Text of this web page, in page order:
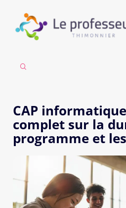
CAP
complet sur la
programme et